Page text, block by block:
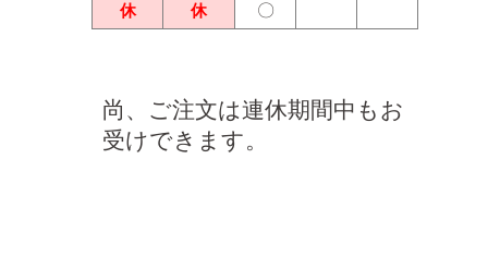
休
休 〇
尚、ご注文は連休期間中もお
受けできます。